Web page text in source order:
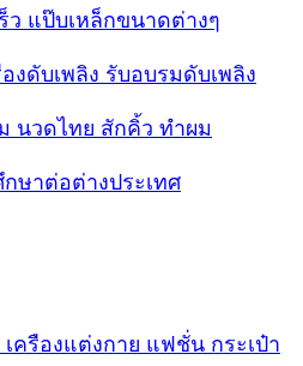
แป๊บเหล็กขนาดต่างๆ
งดับเพลิง รับอบรมดับเพลิง
นวดไทย สักคิ้ว ทำผม
ษาต่อต่างประเทศ
ครืองแต่งกาย แฟชั่น กระเป๋า